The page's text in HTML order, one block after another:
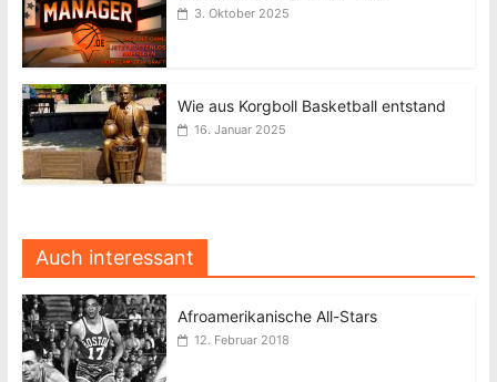
3. Oktober 2025
Wie aus Korgboll Basketball entstand
16. Januar 2025
Auch interessant
Afroamerikanische All-Stars
12. Februar 2018